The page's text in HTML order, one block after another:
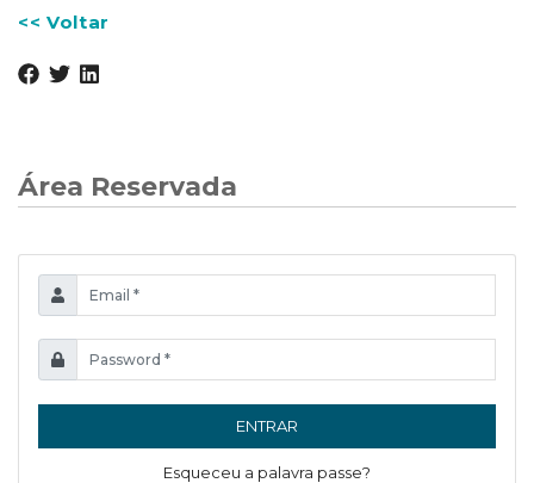
<< Voltar
Área Reservada
ENTRAR
Esqueceu a palavra passe?